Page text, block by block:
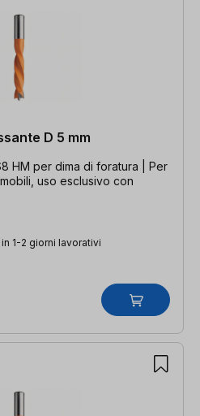
D 5 mm
HM per dima di foratura | Per
uso esclusivo con
1-2 giorni lavorativi